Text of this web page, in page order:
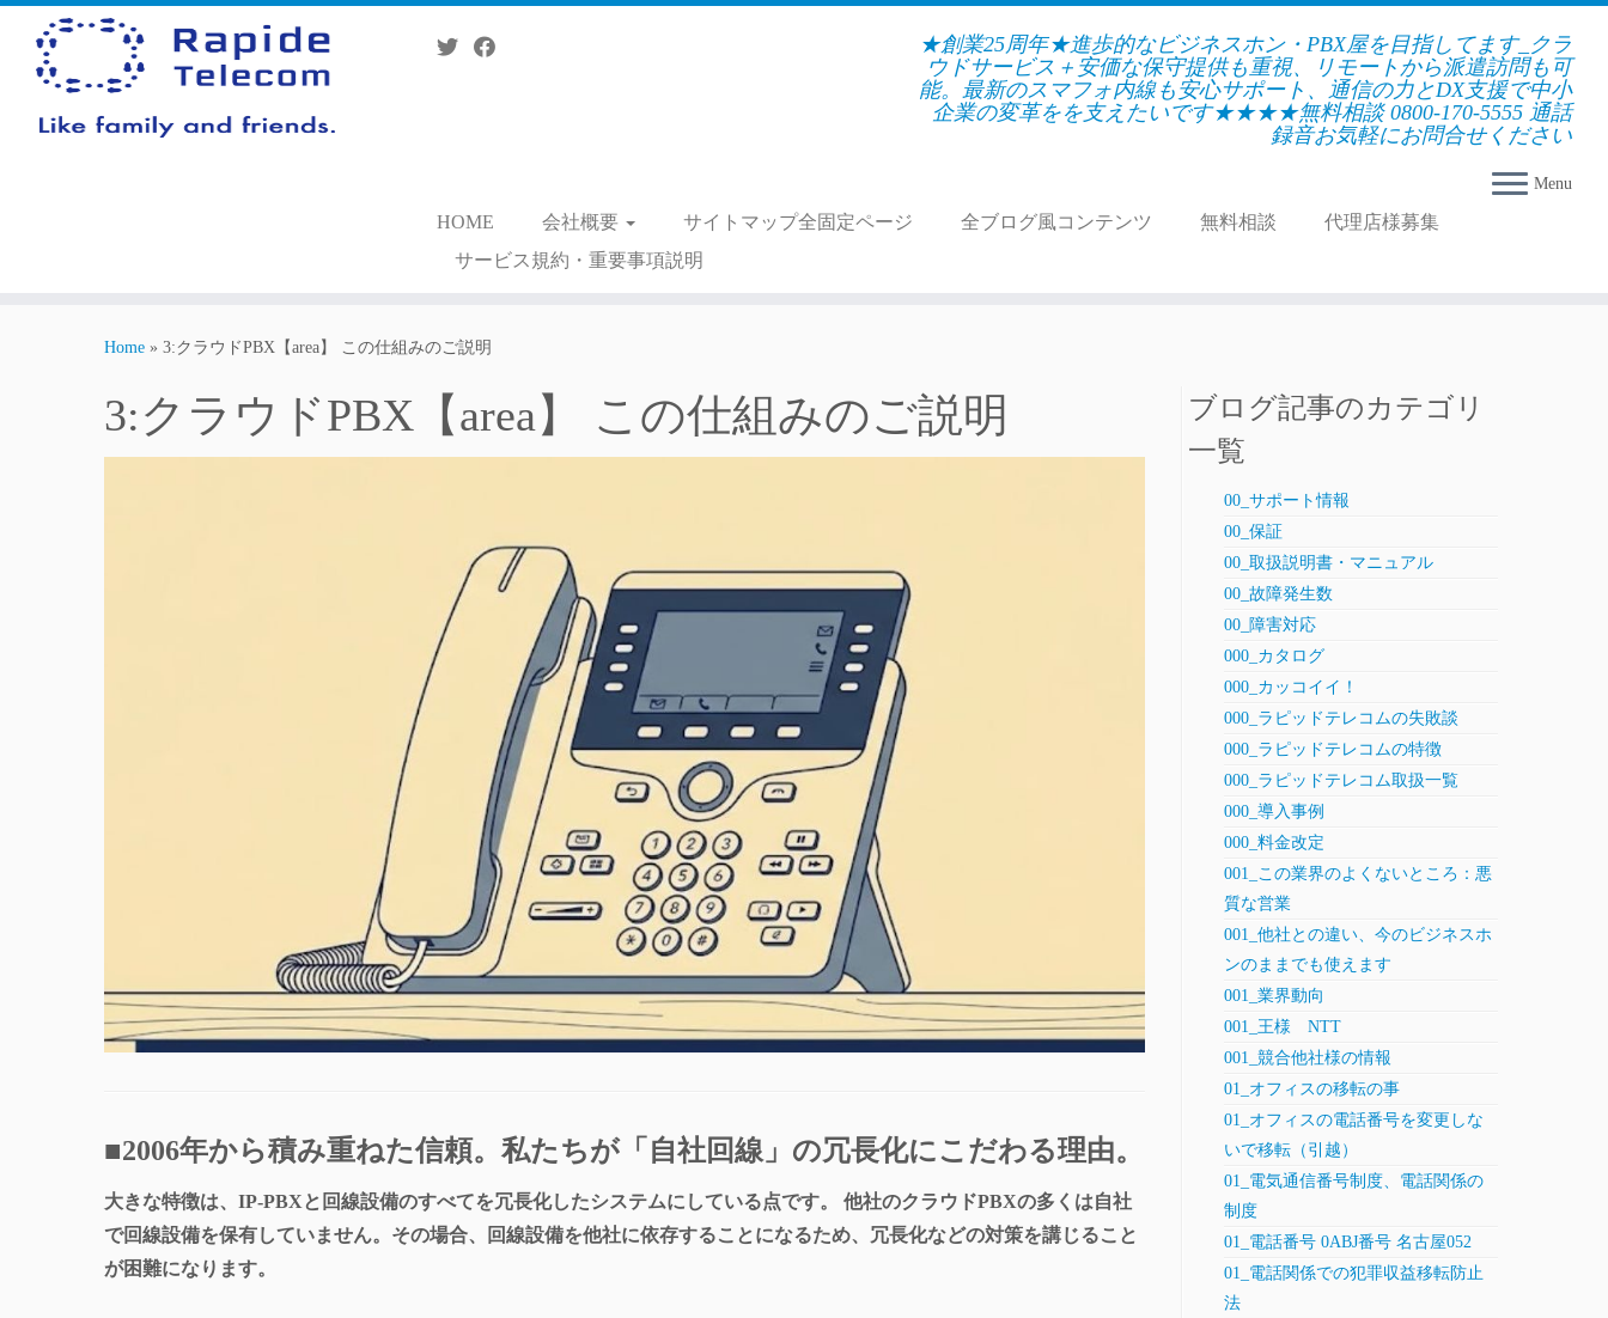
Skip
content
★創業25周年★進歩的なビジネスホン・PBX屋を目指してます_クラ
ウドサービス＋安価な保守提供も重視、リモートから派遣訪問も可
能。最新のスマフォ内線も安心サポート、通信の力とDX支援で中小
企業の変革をを支えたいです★★★★無料相談 0800-170-5555 通話
録音お気軽にお問合せください
Menu
HOME 会社概要 サイトマップ全固定ページ 全ブログ風コンテンツ 無料相談
代理店様募集
サービス規約・重要事項説明
Home » 3:クラウドPBX【area】 この仕組みのご説明
3:クラウドPBX【area】 この仕組みのご説明
■2006年から積み重ねた信頼。私たちが「自社回線」の冗長化にこだわる理由。
大きな特徴は、IP-PBXと回線設備のすべてを冗長化したシステムにしている点です。 他社のクラウドPBXの多くは自社
で回線設備を保有していません。その場合、回線設備を他社に依存することになるため、冗長化などの対策を講じること
が困難になります。
ブログ記事のカテゴリ
一覧
00_サポート情報
00_保証
00_取扱説明書・マニュアル
00_故障発生数
00_障害対応
000_カタログ
000_カッコイイ！
000_ラピッドテレコムの失敗談
000_ラピッドテレコムの特徴
000_ラピッドテレコム取扱一覧
000_導入事例
000_料金改定
001_この業界のよくないところ：悪
質な営業
001_他社との違い、今のビジネスホ
ンのままでも使えます
001_業界動向
001_王様 NTT
001_競合他社様の情報
01_オフィスの移転の事
01_オフィスの電話番号を変更しな
いで移転（引越）
01_電気通信番号制度、電話関係の
制度
01_電話番号 0ABJ番号 名古屋052
01_電話関係での犯罪収益移転防止
法